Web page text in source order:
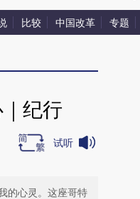
比较 中国改革 专题
纪行
试听
的心灵。这座哥特